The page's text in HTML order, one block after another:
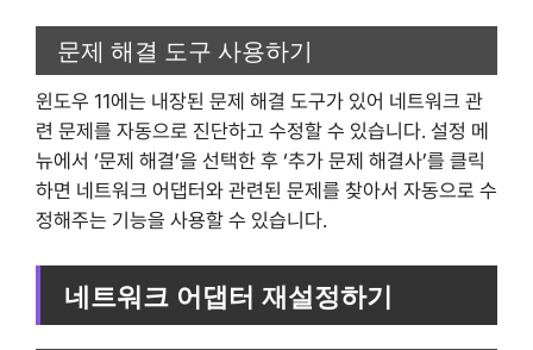
문제 해결 도구 사용하기
윈도우 11에는 내장된 문제 해결 도구가 있어 네트워크 관
련 문제를 자동으로 진단하고 수정할 수 있습니다. 설정 메
뉴에서 ‘문제 해결’을 선택한 후 ‘추가 문제 해결사’를 클릭
하면 네트워크 어댑터와 관련된 문제를 찾아서 자동으로 수
정해주는 기능을 사용할 수 있습니다.
네트워크 어댑터 재설정하기